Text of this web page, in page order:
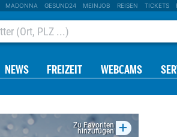
MADONNA GESUND24 MEINJOB REISEN TICKETS
NEWS FREIZEIT WEBCAMS
Zu Favoriten
hinzufügen +